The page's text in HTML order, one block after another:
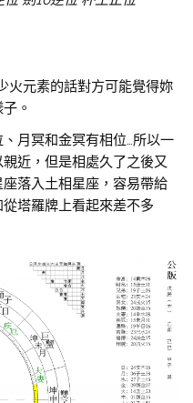
元素的話對方可能覺得妳
。
月冥和金冥有相位…所以一
近，但是相處久了之後又
落入土相星座，容易帶給
塔羅牌上看起來差不多